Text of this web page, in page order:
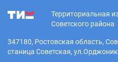
Территориальная
Советского района
347180, Ростовская область,
станица Советская,